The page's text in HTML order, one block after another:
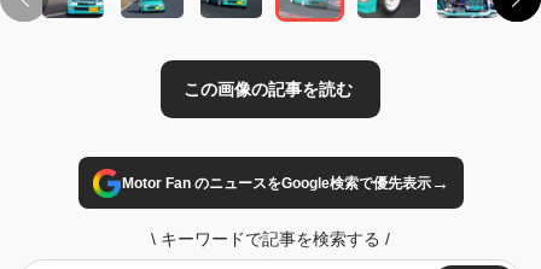
Motor Fan のニュースをGoogle検索で優先表示→
\ キーワードで記事を検索する /